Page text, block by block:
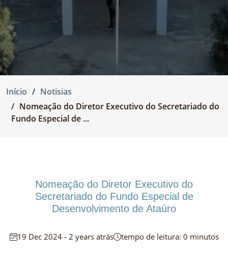
Início
Notisias
Nomeação do Diretor Executivo do Secretariado do
Fundo Especial de ...
Nomeação do Diretor Executivo do
Secretariado do Fundo Especial de
Desenvolvimento de Ataúro
19 Dec 2024 - 2 years atrás tempo de leitura: 0 minutos